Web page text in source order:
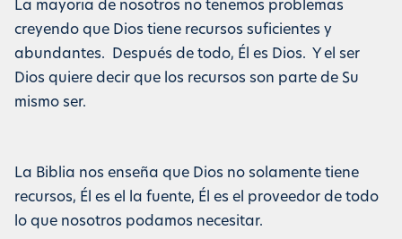
La mayoría de nosotros no tenemos problemas
creyendo que Dios tiene recursos suficientes y
abundantes. Después de todo, Él es Dios. Y el ser
Dios quiere decir que los recursos son parte de Su
mismo ser.
La Biblia nos enseña que Dios no solamente tiene
recursos, Él es el la fuente, Él es el proveedor de todo
lo que nosotros podamos necesitar.